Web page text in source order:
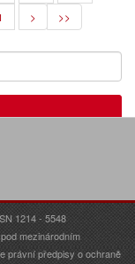
> >>
1214 - 5548
mezinárodním
právní předpisy o ochraně